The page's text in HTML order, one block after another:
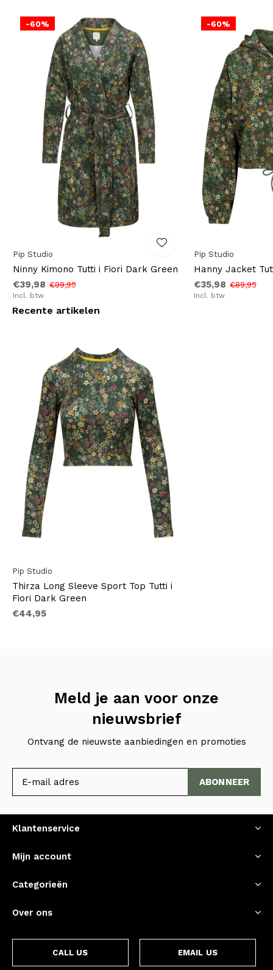
-60%
Pip Studio
Ninny Kimono Tutti i Fiori Dark Green
€39,98 €99,95
Incl. btw
-60%
Pip Studio
Hanny Jacket
€35,98 €89,95
Incl. btw
Recente artikelen
Pip Studio
Thirza Long Sleeve Sport Top Tutti i
Fiori Dark Green
€44,95
Meld je aan voor onze
nieuwsbrief
Ontvang de nieuwste aanbiedingen en promoties
ABONNEER
Klantenservice
Mijn account
Categorieën
Over ons
CALL US EMAIL US